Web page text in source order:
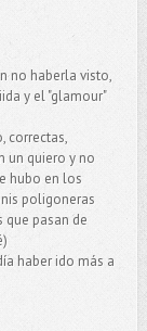
no haberla visto,
y el "glamour"
correctas,
un quiero y no
hubo en los
poligoneras
que pasan de
haber ido más a